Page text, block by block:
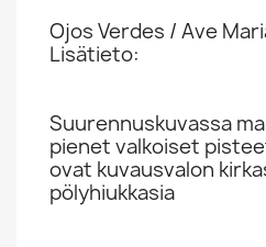
Ojos Verdes / Ave
Lisätieto:
Suurennuskuvassa
pienet valkoiset
ovat kuvausvalon
pölyhiukkasia